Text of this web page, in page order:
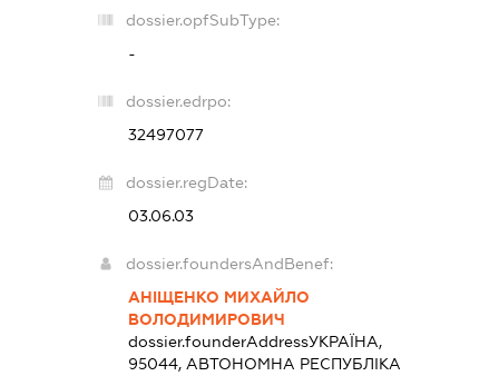
dossier.opfSubType:
-
dossier.edrpo:
32497077
dossier.regDate:
03.06.03
dossier.foundersAndBenef:
АНІЩЕНКО МИХАЙЛО
ВОЛОДИМИРОВИЧ
dossier.founderAddressУКРАЇНА,
95044, АВТОНОМНА РЕСПУБЛІКА